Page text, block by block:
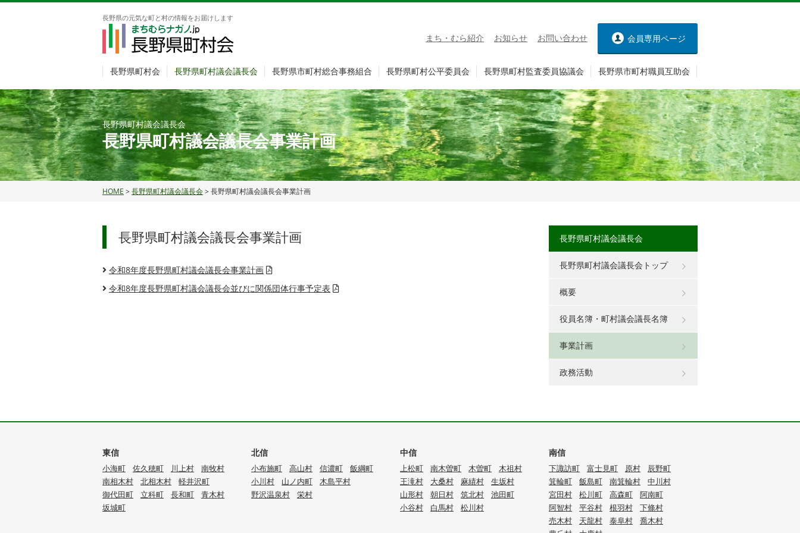
長野県の元気な町と村の情報をお届けします
まち・むら紹介 お知らせ お問い合わせ 会員専用ページ
長野県町村会 長野県町村議会議長会 長野県市町村総合事務組合 長野県町村公平委員会 長野県町村監査委員協議会 長野県市町村職員互助会
長野県町村議会議長会
長野県町村議会議長会事業計画
HOME >長野県町村議会議長会> 長野県町村議会議長会事業計画
長野県町村議会議長会事業計画
令和8年度長野県町村議会議長会事業計画
令和8年度長野県町村議会議長会並びに関係団体行事予定表
長野県町村議会議長会
長野県町村議会議長会トップ
概要
役員名簿・町村議会議長名簿
事業計画
政務活動
東信
小海町 佐久穂町 川上村
南牧村
南相木村
北相木村
軽井沢町
御代田町
立科町 長和町
青木村
坂城町
北信
小布施町 高山村 信濃町
飯綱町
小川村
山ノ内町
木島平村
野沢温泉村
栄村
中信
上松町 南木曽町 木曽町
木祖村
王滝村
大桑村 麻績村
生坂村
山形村
朝日村 筑北村
池田町
小谷村
白馬村 松川村
南信
下諏訪町 富士見町 原村
辰野町
箕輪町
飯島町 南箕輪村
中川村
宮田村
松川町 高森町
阿南町
阿智村
平谷村 根羽村
下條村
売木村
天龍村 泰阜村
喬木村